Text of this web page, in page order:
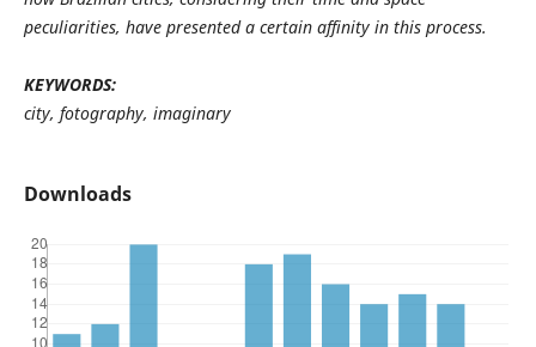
peculiarities, have presented a certain affinity in this process.
KEYWORDS:
city, fotography, imaginary
Downloads